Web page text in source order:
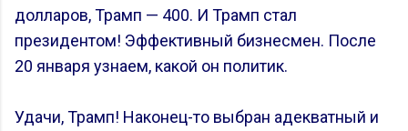
долларов, Трамп — 400. И Трамп стал
президентом! Эффективный бизнесмен. После
20 января узнаем, какой он политик.
Удачи, Трамп! Наконец-то выбран адекватный и